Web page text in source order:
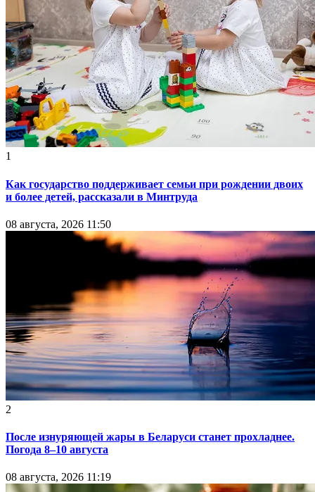
1
Как государство поддерживает семьи при рождении двоих
и более детей, рассказали в Минтруда
08 августа, 2026 11:50
2
После изнуряющей жары в Беларуси станет прохладнее.
Погода 8–10 августа
08 августа, 2026 11:19